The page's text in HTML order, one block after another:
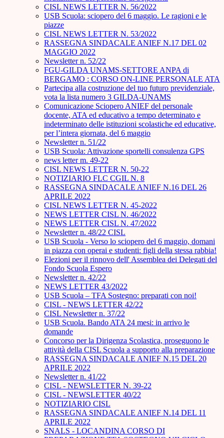
CISL NEWS LETTER N. 56/2022
USB Scuola: sciopero del 6 maggio. Le ragioni e le
piazze
CISL NEWS LETTER N. 53/2022
RASSEGNA SINDACALE ANIEF N.17 DEL 02
MAGGIO 2022
Newsletter n. 52/22
FGU-GILDA UNAMS-SETTORE ANPA di
BERGAMO : CORSO ON-LINE PERSONALE ATA
Partecipa alla costruzione del tuo futuro previdenziale,
vota la lista numero 3 GILDA-UNAMS
Comunicazione Sciopero ANIEF del personale
docente, ATA ed educativo a tempo determinato e
indeterminato delle istituzioni scolastiche ed educative,
per l’intera giornata, del 6 maggio
Newsletter n. 51/22
USB Scuola: Attivazione sportelli consulenza GPS
news letter m. 49-22
CISL NEWS LETTER N. 50-22
NOTIZIARIO FLC CGIL N. 8
RASSEGNA SINDACALE ANIEF N.16 DEL 26
APRILE 2022
CISL NEWS LETTER N. 45-2022
NEWS LETTER CISL N. 46/2022
NEWS LETTER CISL N. 47/2022
Newsletter n. 48/22 CISL
USB Scuola - Verso lo sciopero del 6 maggio, domani
in piazza con operai e studenti: figli della stessa rabbia!
Elezioni per il rinnovo dell' Assemblea dei Delegati del
Fondo Scuola Espero
Newsletter n. 42/22
NEWS LETTER 43/2022
USB Scuola – TFA Sostegno: preparati con noi!
CISL - NEWS LETTER 42/22
CISL Newsletter n. 37/22
USB Scuola. Bando ATA 24 mesi: in arrivo le
domande
Concorso per la Dirigenza Scolastica, proseguono le
attività della CISL Scuola a supporto alla preparazione
RASSEGNA SINDACALE ANIEF N.15 DEL 20
APRILE 2022
Newsletter n. 41/22
CISL - NEWSLETTER N. 39-22
CISL - NEWSLETTER 40/22
NOTIZIARIO CISL
RASSEGNA SINDACALE ANIEF N.14 DEL 11
APRILE 2022
SNALS - LOCANDINA CORSO DI